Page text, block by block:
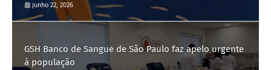
junho 22, 2026
GSH Banco de Sangue de São Paulo faz apelo urgente
à população